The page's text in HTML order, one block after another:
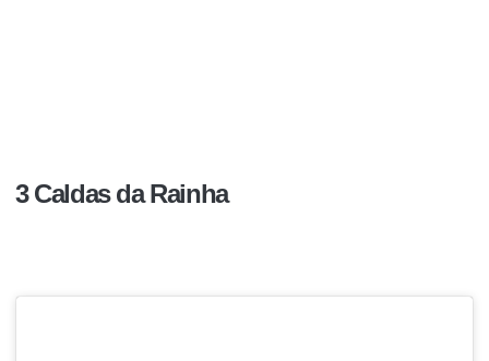
3 Caldas da Rainha